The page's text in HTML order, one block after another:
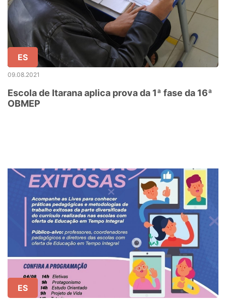
ES
09.08.2021
Escola de Itarana aplica prova da 1ª fase da 16ª
OBMEP
ES